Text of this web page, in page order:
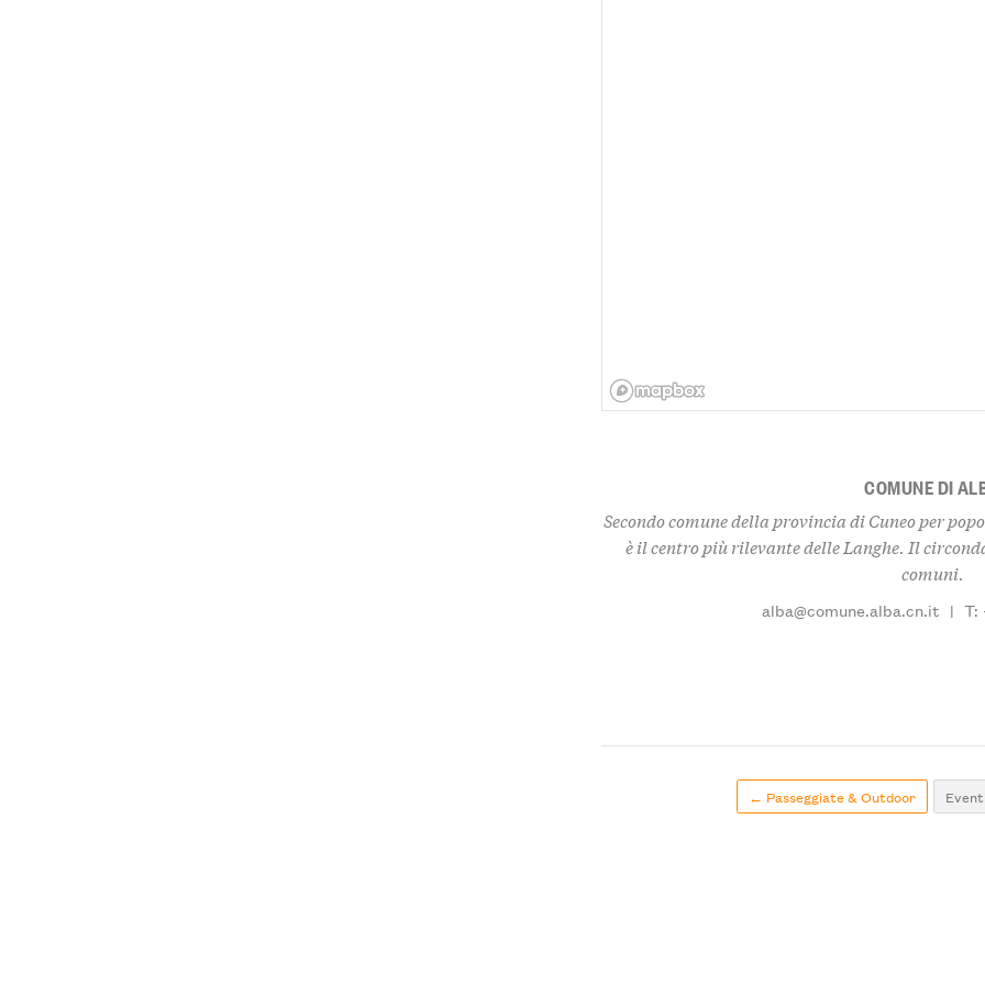
COMUNE DI
Secondo comune della provincia di Cuneo per
è il centro più rilevante delle Langhe. Il
comuni.
alba@comune.alba.cn.it | T:
← Passeggiate & Outdoor